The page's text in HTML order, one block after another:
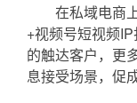
在私域电商上
+视频号短视频
的触达客户，更
息接受场景，促